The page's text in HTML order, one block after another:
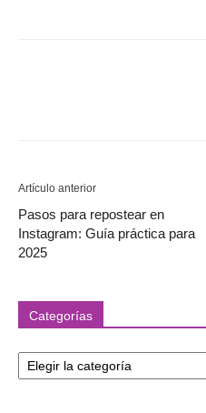
Artículo anterior
Pasos para repostear en
Instagram: Guía práctica para
2025
Categorías
Categorías